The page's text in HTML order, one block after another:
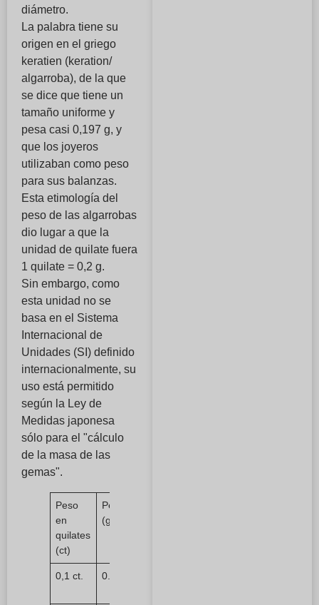
diámetro.
La palabra tiene su
origen en el griego
keratien (keration/
algarroba), de la que
se dice que tiene un
tamaño uniforme y
pesa casi 0,197 g, y
que los joyeros
utilizaban como peso
para sus balanzas.
Esta etimología del
peso de las algarrobas
dio lugar a que la
unidad de quilate fuera
1 quilate = 0,2 g.
Sin embargo, como
esta unidad no se
basa en el Sistema
Internacional de
Unidades (SI) definido
internacionalmente, su
uso está permitido
según la Ley de
Medidas japonesa
sólo para el "cálculo
de la masa de las
gemas".
Peso
en
quilates
(ct)
Peso
(g)
0,1 ct. 0.02g